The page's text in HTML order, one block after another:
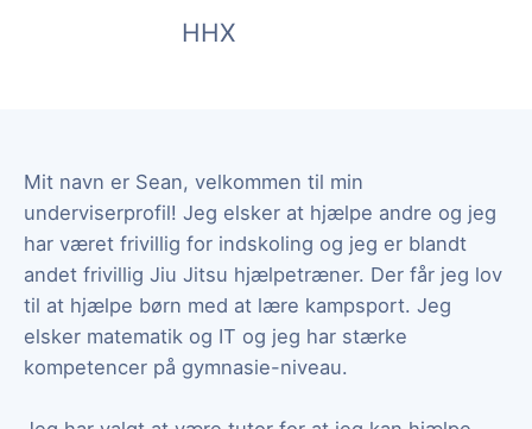
HHX
Mit navn er Sean, velkommen til min
underviserprofil! Jeg elsker at hjælpe andre og jeg
har været frivillig for indskoling og jeg er blandt
andet frivillig Jiu Jitsu hjælpetræner. Der får jeg lov
til at hjælpe børn med at lære kampsport. Jeg
elsker matematik og IT og jeg har stærke
kompetencer på gymnasie-niveau.